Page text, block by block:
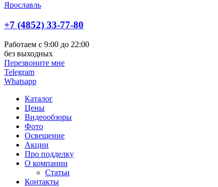
Ярославль
+7 (4852) 33-77-80
Работаем с 9:00 до 22:00
без выходных
Перезвоните мне
Telegram
Whatsapp
Каталог
Цены
Видеообзоры
Фото
Освещение
Акции
Про подделку
О компании
Статьи
Контакты